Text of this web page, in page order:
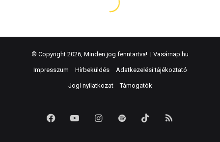
© Copyright 2026, Minden jog fenntartva! | Vasárnap.hu
Impresszum Hírbeküldés Adatkezelési tájékoztató
Jogi nyilatkozat Támogatók
FacebookYouTubeInstagram
Spotify TikTok